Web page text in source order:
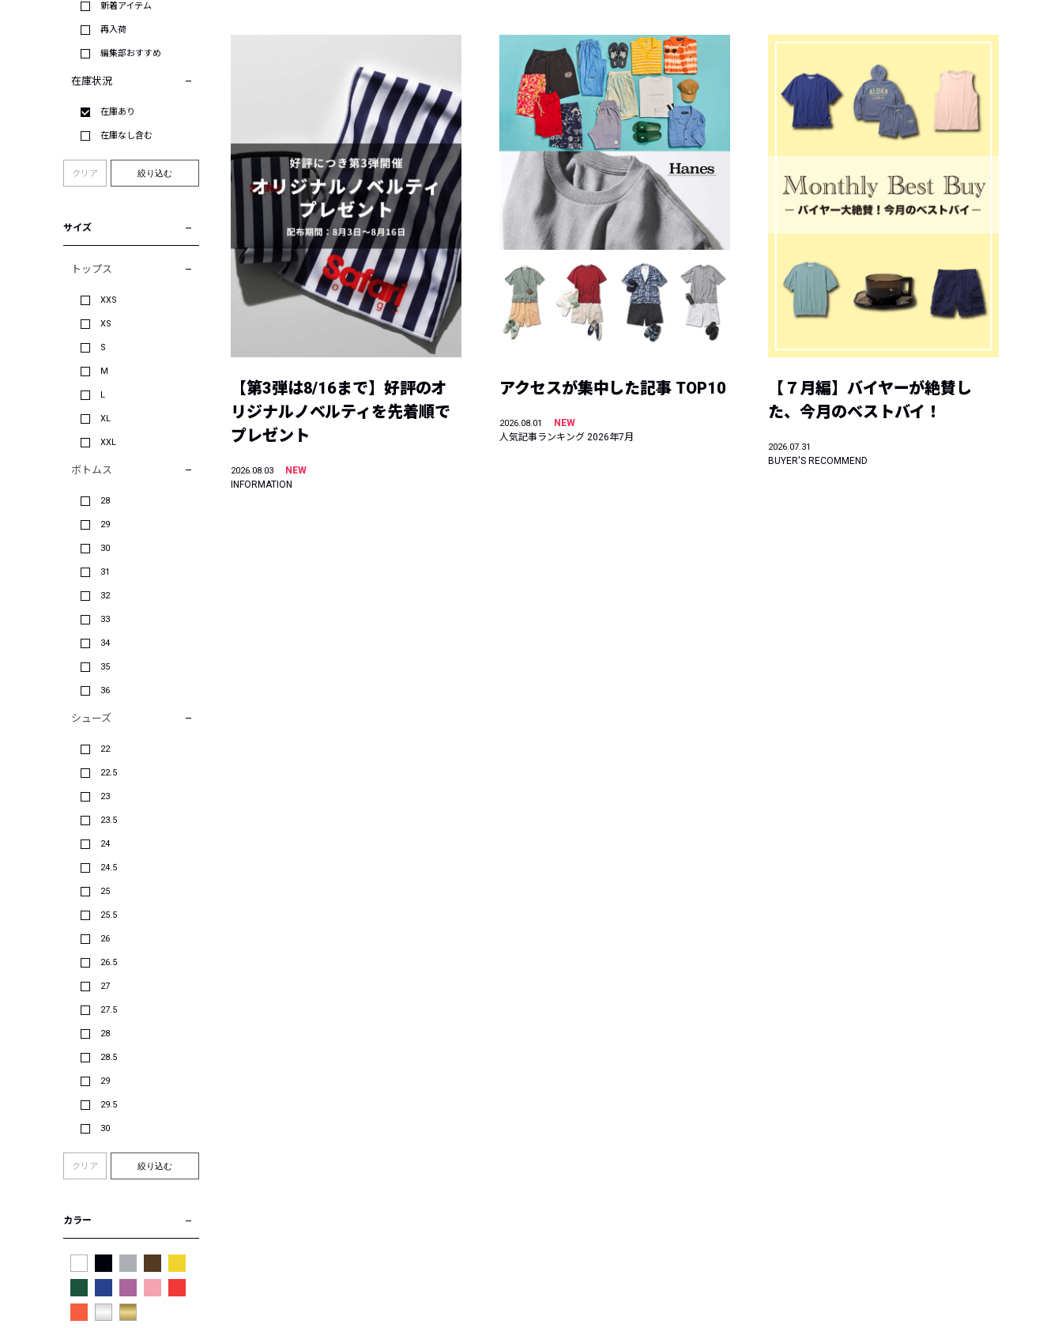
新着アイテム
再入荷
編集部おすすめ
在庫状況
在庫あり
在庫なし含む
クリア 絞り込む
サイズ
トップス
XXS
XS
S
M
L
XL
XXL
ボトムス
28
29
30
31
32
33
34
35
36
シューズ
22
22.5
23
23.5
24
24.5
25
25.5
26
26.5
27
27.5
28
28.5
29
29.5
30
クリア 絞り込む
カラー
【第3弾は8/16まで】好評のオ
リジナルノベルティを先着順で
プレゼント
2026.08.03
NEW
INFORMATION
アクセスが集中した記事 TOP10
2026.08.01
NEW
人気記事ランキング 2026年7月
【７月編】バイヤーが絶賛し
た、今月のベストバイ！
2026.07.31
BUYER'S RECOMMEND